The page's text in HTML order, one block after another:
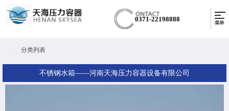
0371-22198888
分类列表
不锈钢水箱——河南天海压力容器设备有限公司